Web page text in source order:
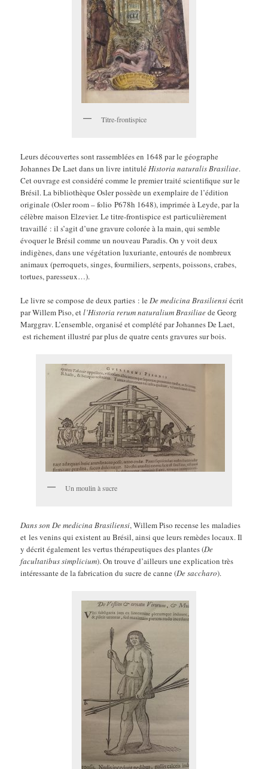
Titre-frontispice
Leurs découvertes sont rassemblées en 1648 par le géographe
Johannes De Laet dans un livre intituléHistoria naturalis Brasiliae.
Cet ouvrage est considéré comme le premier traité scientifique sur le
Brésil. La bibliothèque Osler possède un exemplaire de l’édition
originale (Osler room – folio P678h 1648), imprimée à Leyde, par la
célèbre maison Elzevier. Le titre-frontispice est particulièrement
travaillé : il s’agit d’une gravure colorée à la main, qui semble
évoquer le Brésil comme un nouveau Paradis. On y voit deux
indigènes, dans une végétation luxuriante, entourés de nombreux
animaux (perroquets, singes, fourmiliers, serpents, poissons, crabes,
tortues, paresseux…).
Le livre se compose de deux parties : leDe medicina Brasiliensiécrit
par Willem Piso, etl’Historia rerum naturalium Brasiliaede Georg
Marggrav. L’ensemble, organisé et complété par Johannes De Laet,
est richement illustré par plus de quatre cents gravures sur bois.
Un moulin à sucre
Dans son De medicina Brasiliensi, Willem Piso recense les maladies
et les venins qui existent au Brésil, ainsi que leurs remèdes locaux. Il
y décrit également les vertus thérapeutiques des plantes (De
facultatibus simplicium). On trouve d’ailleurs une explication très
intéressante de la fabrication du sucre de canne (De saccharo).